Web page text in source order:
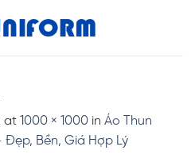
at 1000 × 1000 in Áo Thun
Đẹp, Bền, Giá Hợp Lý